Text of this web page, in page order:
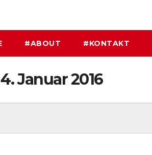
#ABOUT #KONTAKT
4. Januar 2016